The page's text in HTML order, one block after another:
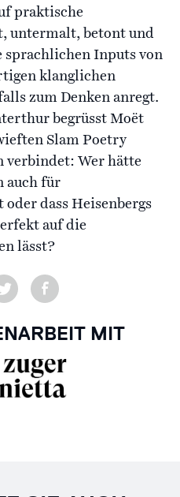
praktische
untermalt, betont und
Inputs von
klanglichen
zum Denken anregt.
begrüsst Moët
Slam Poetry
verbindet: Wer hätte
auch für
oder dass Heisenbergs
auf die
lässt?
MIT